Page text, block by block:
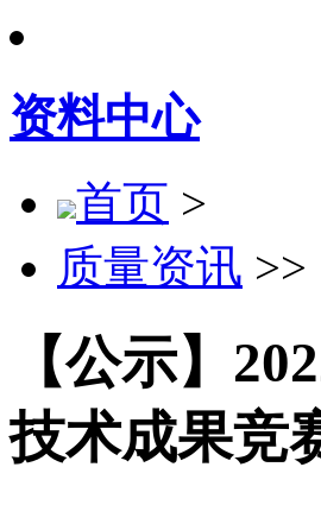
资料中心
首页 >
质量资讯 >>
【公示】
技术成果竞